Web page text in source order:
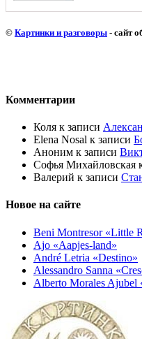
© Картинки и разговоры - сайт
Комментарии
Коля к записи
Elena Nosal к записи
Аноним к записи
Софья Михайловская
Валерий к записи
Новое на сайте
Beni Montresor «Little
Ajo «Aapjes-land»
André Letria «Destino»
Alessandro Sanna
Alberto Morales Ajubel